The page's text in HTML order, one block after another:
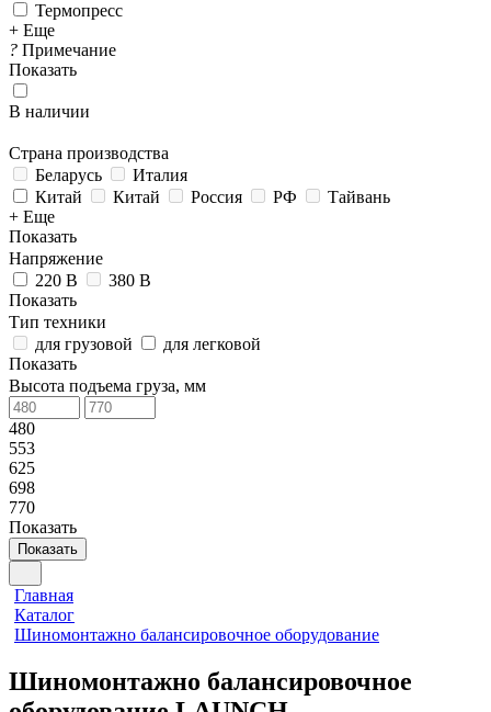
Термопресс
+ Еще
? Примечание
Показать
В наличии
Страна производства
Беларусь
Италия
Китай
Китай Россия РФ
Тайвань
+ Еще
Показать
Напряжение
220 В
380 В
Показать
Тип техники
для грузовой
для легковой
Показать
Высота подъема груза, мм
480
553
625
698
770
Показать
Показать
Главная
Каталог
Шиномонтажно балансировочное оборудование
Шиномонтажно балансировочное